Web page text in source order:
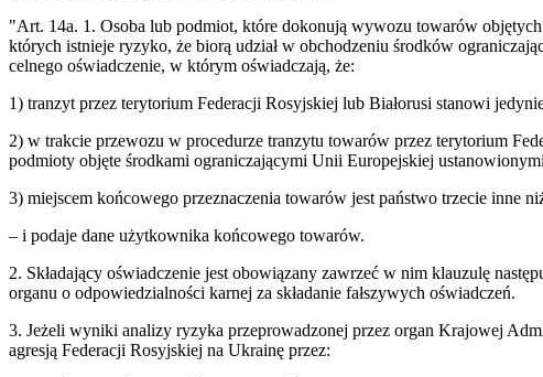
"Art. 14a. 1. Osoba lub podmiot, które dokonują wywozu towarów
których istnieje ryzyko, że biorą udział w obchodzeniu środków
celnego oświadczenie, w którym oświadczają, że:
1) tranzyt przez terytorium Federacji Rosyjskiej lub Białorusi stanowi
2) w trakcie przewozu w procedurze tranzytu towarów przez terytorium
podmioty objęte środkami ograniczającymi Unii Europejskiej
3) miejscem końcowego przeznaczenia towarów jest państwo trzecie inne
– i podaje dane użytkownika końcowego towarów.
2. Składający oświadczenie jest obowiązany zawrzeć w nim klauzulę
organu o odpowiedzialności karnej za składanie fałszywych oświadczeń.
3. Jeżeli wyniki analizy ryzyka przeprowadzonej przez organ Krajowej
agresją Federacji Rosyjskiej na Ukrainę przez: